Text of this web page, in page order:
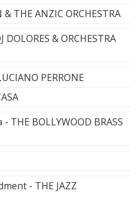
THE ANZIC ORCHESTRA
& ORCHESTRA
PERRONE
THE BOLLYWOOD BRASS
- THE JAZZ